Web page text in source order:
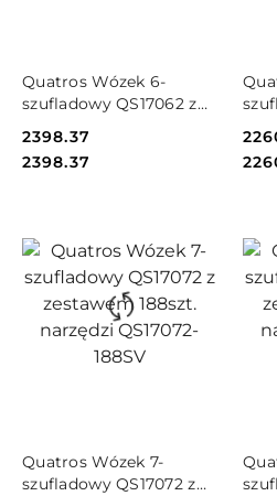
Quatros Wózek 6-
szufladowy QS17062 z
narzędzi QS17062-120KV
Cena:
2398.37
Cena:
2398.37
DO KOSZYKA
Quatros Wózek 7-
szufladowy QS17072 z
DO KOSZYKA